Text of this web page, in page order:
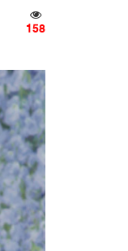
158